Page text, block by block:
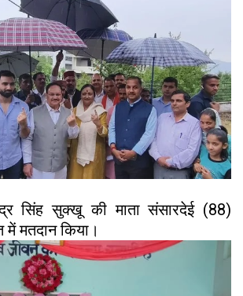
सिंह सुक्खू की माता संसारदेई (88)
मतदान किया।